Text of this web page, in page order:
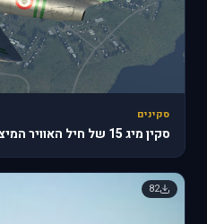
סקינים
סקין מיג 15 של חיל האוויר המיצרי משנת 1965
82